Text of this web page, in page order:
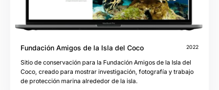
Fundación Amigos de la Isla del Coco 2022
Sitio de conservación para la Fundación Amigos de la Isla del
Coco, creado para mostrar investigación, fotografía y trabajo
de protección marina alrededor de la isla.